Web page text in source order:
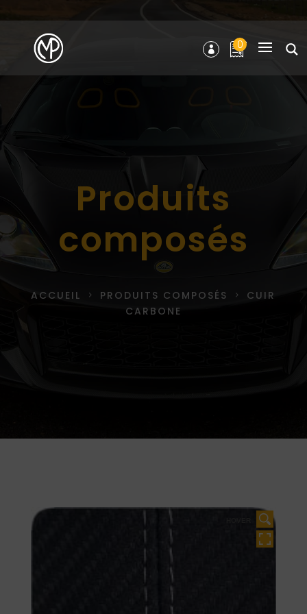
0
Produits
composés
ACCUEIL PRODUITS COMPOSÉS
CUIR
CARBONE